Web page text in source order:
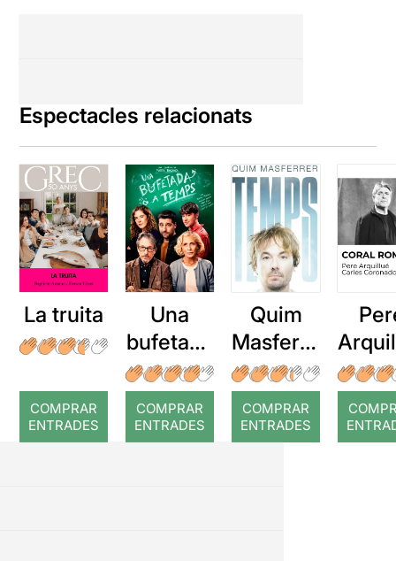
Espectacles relacionats
La truita
COMPRAR
ENTRADES
Una
bufetada
a temps
COMPRAR
ENTRADES
Quim
Masferre
r: Temps
COMPRAR
ENTRADES
: